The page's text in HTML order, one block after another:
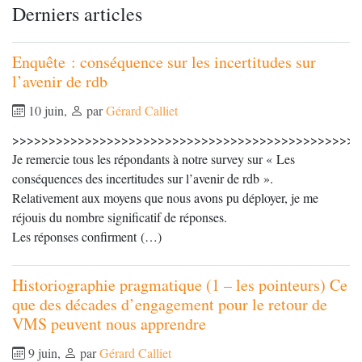
Derniers articles
Enquête : conséquence sur les incertitudes sur
l’avenir de rdb
10 juin, parGérard Calliet
Je remercie tous les répondants à notre survey sur « Les
conséquences des incertitudes sur l’avenir de rdb ».
Relativement aux moyens que nous avons pu déployer, je me
réjouis du nombre significatif de réponses.
Les réponses confirment (…)
Historiographie pragmatique (1 – les pointeurs) Ce
que des décades d’engagement pour le retour de
VMS peuvent nous apprendre
9 juin, parGérard Calliet